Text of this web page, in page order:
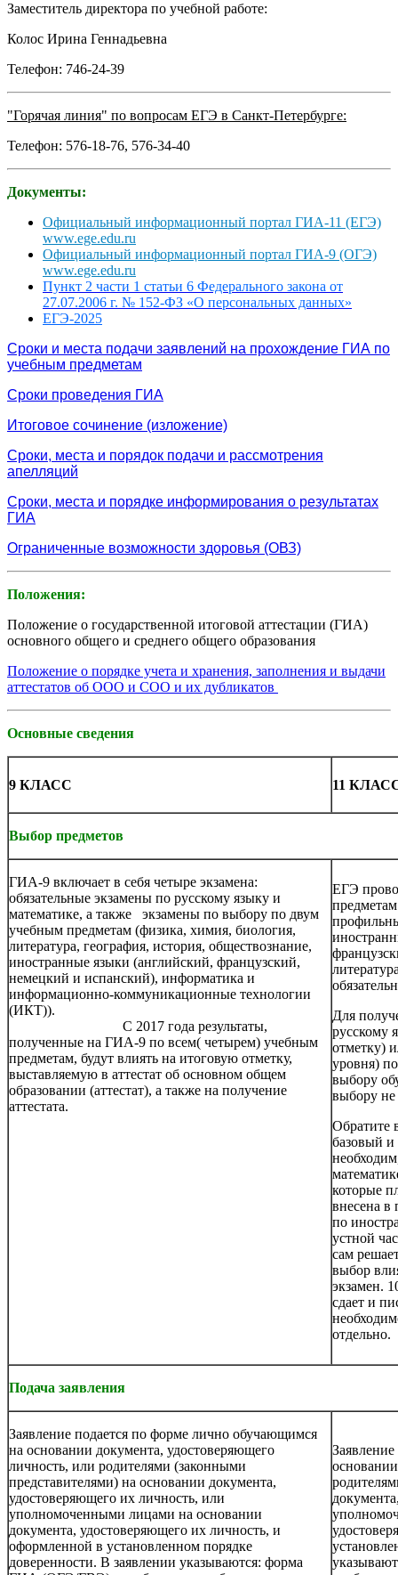
Заместитель директора по учебной работе:
Колос Ирина Геннадьевна
Телефон: 746-24-39
"Горячая линия" по вопросам ЕГЭ в Санкт-Петербурге:
Телефон: 576-18-76, 576-34-40
Документы:
Официальный информационный портал ГИА-11 (ЕГЭ)
www.ege.edu.ru
Официальный информационный портал ГИА-9 (ОГЭ)
www.ege.edu.ru
Пункт 2 части 1 статьи 6 Федерального закона от
27.07.2006 г. № 152-ФЗ «О персональных данных»
ЕГЭ-2025
Сроки и места подачи заявлений на прохождение ГИА по
учебным предметам
Сроки проведения ГИА
Итоговое сочинение (изложение)
Сроки, места и порядок подачи и рассмотрения
апелляций
Сроки, места и порядке информирования о результатах
ГИА
Ограниченные возможности здоровья (ОВЗ)
Положения:
Положение о государственной итоговой аттестации (ГИА)
основного общего и среднего общего образования
Положение о порядке учета и хранения, заполнения и выдачи
аттестатов об ООО и СОО и их дубликатов
Основные сведения
9 КЛАСС 11
Выбор предметов
ГИА-9 включает в себя четыре экзамена:
обязательные экзамены по русскому языку и
математике, а также экзамены по выбору по двум
учебным предметам (физика, химия, биология,
литература, география, история, обществознание,
иностранные языки (английский, французский,
немецкий и испанский), информатика и
информационно-коммуникационные технологии
(ИКТ)).
С 2017 года результаты,
полученные на ГИА-9 по всем( четырем) учебным
предметам, будут влиять на итоговую отметку,
выставляемую в аттестат об основном общем
образовании (аттестат), а также на получение
аттестата.
ЕГЭ
Для
русскому
отметку)
уровня)
выбору
выбору не
Обратите
базовый
которые
внесена в
по
устной
сам
выбор
экзамен.
сдает и
отдельно.
Подача заявления
Заявление подается по форме лично обучающимся
на основании документа, удостоверяющего
личность, или родителями (законными
представителями) на основании документа,
удостоверяющего их личность, или
уполномоченными лицами на основании
документа, удостоверяющего их личность, и
оформленной в установленном порядке
доверенности. В заявлении указываются: форма